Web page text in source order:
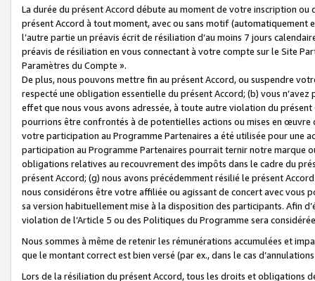
La durée du présent Accord débute au moment de votre inscription
présent Accord à tout moment, avec ou sans motif (automatiquement
l’autre partie un préavis écrit de résiliation d’au moins 7 jours
préavis de résiliation en vous connectant à votre compte sur le Site
Paramètres du Compte ».
De plus, nous pouvons mettre fin au présent Accord, ou suspendre
respecté une obligation essentielle du présent Accord; (b) vous
effet que nous vous avons adressée, à toute autre violation du
pourrions être confrontés à de potentielles actions ou mises en
votre participation au Programme Partenaires a été utilisée pour une
participation au Programme Partenaires pourrait ternir notre marque
obligations relatives au recouvrement des impôts dans le cadre du
présent Accord; (g) nous avons précédemment résilié le présent
nous considérons être votre affiliée ou agissant de concert avec vous
sa version habituellement mise à la disposition des participants. Afin
violation de l’Article 5 ou des Politiques du Programme sera
Nous sommes à même de retenir les rémunérations accumulées et
que le montant correct est bien versé (par ex., dans le cas
Lors de la résiliation du présent Accord, tous les droits et obligations